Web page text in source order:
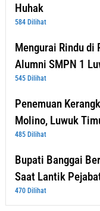
Huhak
584 Dilihat
Mengurai Rindu di
Alumni SMPN 1
545 Dilihat
Penemuan
Molino, Luwuk
485 Dilihat
Bupati Banggai
Saat Lantik
470 Dilihat